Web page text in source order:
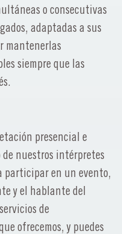
o consecutivas
adaptadas a sus
mantenerlas
siempre que las
presencial e
nuestros intérpretes
participar en un evento,
y el hablante del
de
ofrecemos, y puedes